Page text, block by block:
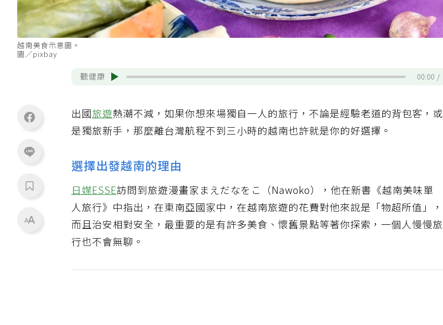
越南美食示意圖。
圖／pixbay
聽健康 00:00
出國旅遊熱潮不減，如果你想來場獨自一人的旅行，不論是經驗老道的背包客，或
是獨旅新手，那麼離台灣航程不到三小時的越南也許就是你的好選擇。
選擇出發越南的理由
日媒ESSE訪問到旅遊漫畫家まえだなをこ（Nawoko），他在新書《越南美味單
人旅行》中指出，在東南亞國家中，在越南旅遊的花費對他來說是「物超所值」，
而且治安相對安全，最重要的是有許多美食、懷舊景點等著你探索，一個人慢慢旅
行也不會無聊。